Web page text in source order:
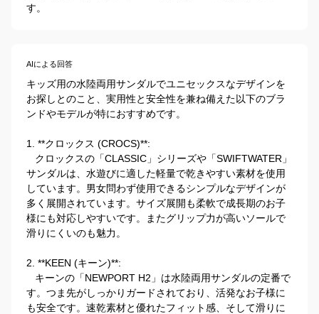
す。
AIによる回答
キッズ用の水陸両用サンダルでユニセックスなデザインを
お探しとのこと、実用性と安全性を兼ね備えた以下のブラ
ンドやモデルが特におすすめです。
1. **クロックス (CROCS)**:
サンダルは、水遊びに適した軽量で乾きやすい素材を使用
しています。男女問わず使用できるシンプルなデザインが
多く展開されています。サイズ展開も柔軟で成長期のお子
様にも対応しやすいです。またグリップ力が高いソールで
滑りにくいのも魅力。
2. **KEEN (キーン)**:
す。つま先がしっかりガードされており、活発なお子様に
も安全です。速乾素材と優れたフィット感、そして滑りに